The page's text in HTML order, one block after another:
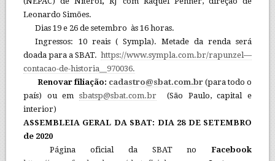
Leonardo Simões.
Dias 19 e 26 de setembro às 16 horas.
Ingressos: 10 reais ( Sympla). Metade da renda será
doada para a SBAT.https://www.sympla.com.br/rapunzel—
contacao-de-historia__970036.
Renovar filiação: cadastro@sbat.com.br (para todo o
país) ou em sbatsp@sbat.com.br(São Paulo, capital e
interior)
ASSEMBLEIA GERAL DA SBAT: DIA 28 DE SETEMBRO
de 2020
Página oficial da SBAT noFacebook